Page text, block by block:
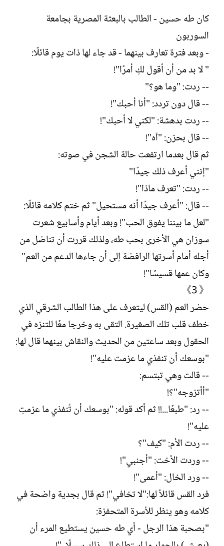
كان طه حسين - الطالب بالبعثة المصرية بجامعة
السوربون
- وبعد فترة تعارف بينهما - قد جاء لها ذات يوم قائلًا:
" لا بد من أن أقول لكِ أمرًا"!
-- ردت: "وما هو؟"
-- قال دون تردد: "أنا أحبك"!
-- ردت بدهشة: "لكني لا أحبك"!
-- قال بحزن: "آه"!
ثم قال بعدما ارتفعت حالة الشجن في صوته:
"إنني أعرف ذلك جيدًا"
-- ردت: "تعرف ماذا"!
-- قال: "أعرف جيدًا أنه مستحيل" ثم ختم كلامه قائلًا:
"لعل ما بيننا يفوق الحب"! وبعد أيام وأسابيع شعرت
سوزان هي الأخرى بحب طه، ولذلك قررت أن تناضل من
أجله أمام أسرتها الرافضة إلى أن جاءها الدعم من العم"
وكان عمها قسيسًا"!
《 3》
حضر العم (القس) ليتعرف على هذا الطالب الشرقي الذي
خطف قلب تلك الصغيرة. التقى به وخرجا معًا للتنزه في
الحقول وبعد ساعتين من الحديث والنقاش بينهما قال لها:
"بوسعك أن تنفذي ما عزمت عليه"!
-- قالت وهي تبتسم:
"أأتزوجه"؟!
-- رد: "طبعًا...!! ثم أكد قوله: "بوسعك أن تُنفذي ما عزمتِ
عليه"!
-- ردت الأم: "كيف"؟
-- وردت الأخت: "أجنبي"!
-- ورد الخال: "أعمى"!
فرد القس قائلاً لها:"لا تخافي"! ثم قال بجدية واضحة في
كلامه وهو ينظر للأسرة المتحفزة:
"بصحبة هذا الرجل - أي طه حسين يستطيع المرء أن